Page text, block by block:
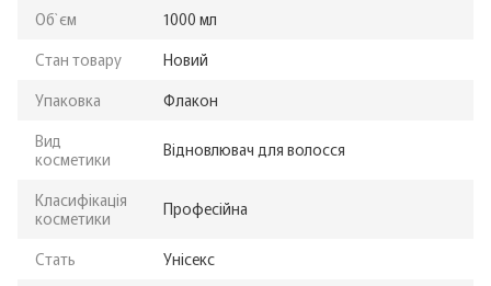
Об`єм
1000 мл
Стан товару
Новий
Упаковка
Флакон
Вид
косметики
Відновлювач для волосся
Класифікація
косметики
Професійна
Стать Унісекс